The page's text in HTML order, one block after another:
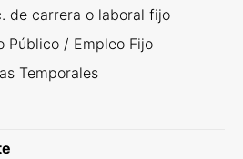
de carrera o laboral fijo
Público / Empleo Fijo
Temporales